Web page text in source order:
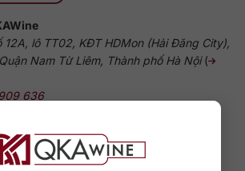
12A, lô TT02, KĐT HDMon (Hải Đăng City),
Nam Từ Liêm, Thành phố Hà Nội(
636
0110385539 - QKAWine JSC